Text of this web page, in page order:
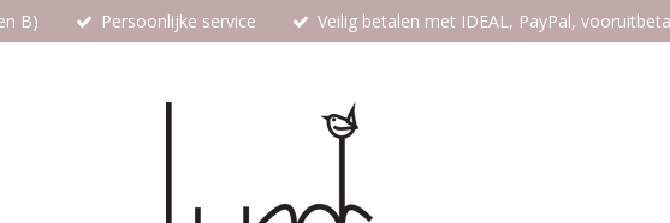
B) Persoonlijke service Veilig betalen met IDEAL, PayPal,